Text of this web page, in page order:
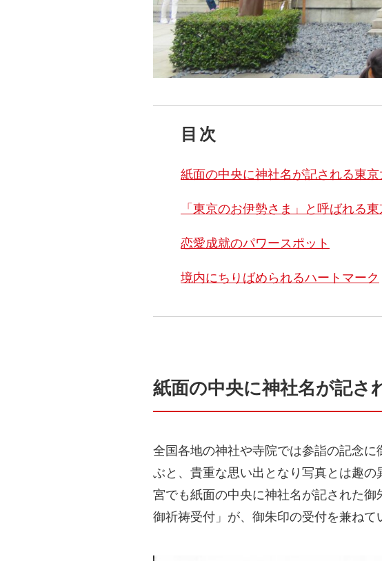
目次
紙面の中央に神社名が記される東
「東京のお伊勢さま」と呼ばれる
恋愛成就のパワースポット
境内にちりばめられるハートマーク
紙面の中央に神社名が記さ
全国各地の神社や寺院では参詣の記念
ぶと、貴重な思い出となり写真とは趣
宮でも紙面の中央に神社名が記された
御祈祷受付」が、御朱印の受付を兼ねて